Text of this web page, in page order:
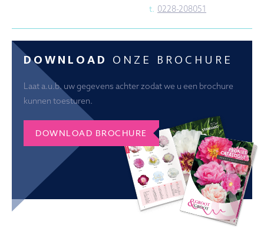
t. 0228-208051
DOWNLOAD ONZE BROCHURE
Laat a.u.b. uw gegevens achter zodat we u een brochure
kunnen toesturen.
DOWNLOAD BROCHURE